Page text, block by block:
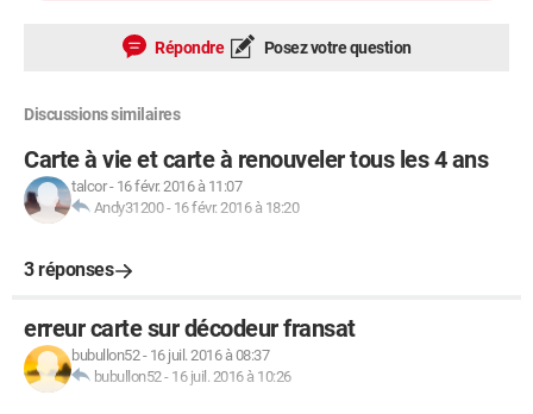
Répondre Posez votre question
Discussions similaires
Carte à vie et carte à renouveler tous les 4 ans
talcor- 16 févr. 2016 à 11:07
Andy31200- 16 févr. 2016 à 18:20
3 réponses
erreur carte sur décodeur fransat
bubullon52- 16 juil. 2016 à 08:37
bubullon52- 16 juil. 2016 à 10:26